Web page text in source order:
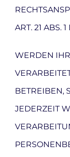
ART. 21 ABS.
WERDEN
BETREIBEN,
JEDERZEIT